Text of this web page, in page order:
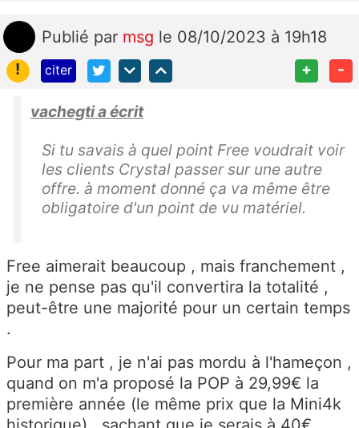
Publié par msg le 08/10/2023 à 19h18
!
citer + -
vachegti a écrit
Si tu savais à quel point Free voudrait voir
les clients Crystal passer sur une autre
offre. à moment donné ça va même être
obligatoire d'un point de vu matériel.
Free aimerait beaucoup , mais franchement ,
je ne pense pas qu'il convertira la totalité ,
peut-être une majorité pour un certain temps
.
Pour ma part , je n'ai pas mordu à l'hameçon ,
quand on m'a proposé la POP à 29,99€ la
première année (le même prix que la Mini4k